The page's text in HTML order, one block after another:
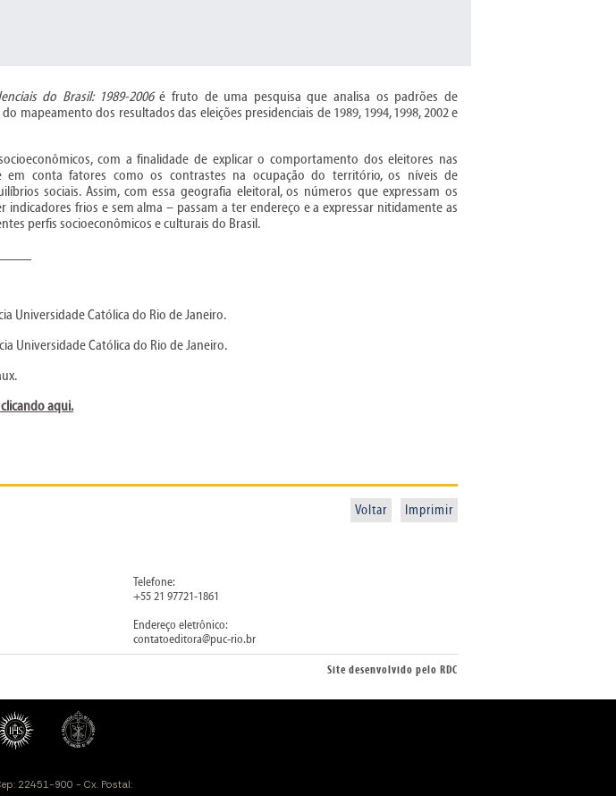
do Brasil: 1989-2006é fruto de uma pesquisa que analisa os padrões de
mapeamento dos resultados das eleições presidenciais de 1989, 1994, 1998, 2002 e
com a finalidade de explicar o comportamento dos eleitores nas
em conta fatores como os contrastes na ocupação do território, os níveis de
sociais. Assim, com essa geografia eleitoral, os números que expressam os
frios e sem alma – passam a ter endereço e a expressar nitidamente as
perfis socioeconômicos e culturais do Brasil.
Universidade Católica do Rio de Janeiro.
Universidade Católica do Rio de Janeiro.
aqui.
Imprimir
Voltar
Telefone:
+55 21 97721-1861
Endereço eletrônico:
contatoeditora@puc-rio.br
Site desenvolvido pelo RDC